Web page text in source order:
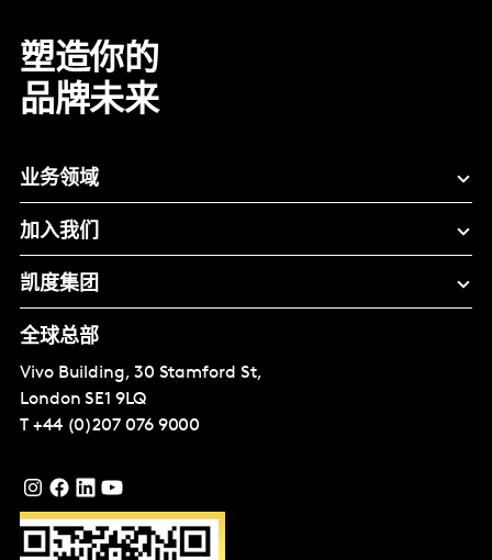
塑造你的
品牌未来
业务领域
加入我们
凯度集团
全球总部
Vivo Building, 30 Stamford St,
London SE1 9LQ
T +44 (0)207 076 9000